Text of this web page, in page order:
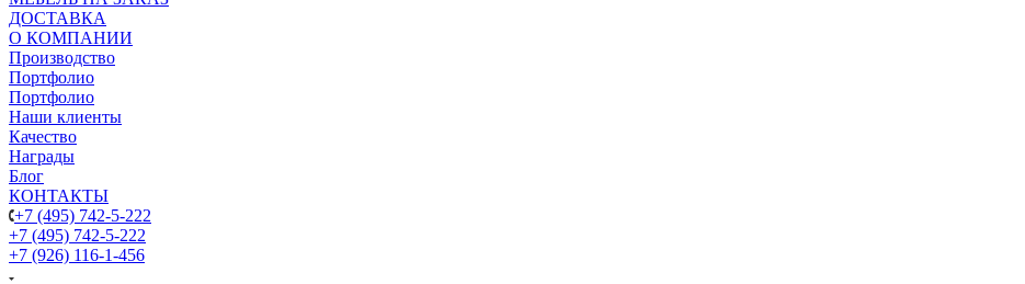
ДОСТАВКА
О КОМПАНИИ
Производство
Портфолио
Портфолио
Наши клиенты
Качество
Награды
Блог
КОНТАКТЫ
+7 (495) 742-5-222
+7 (495) 742-5-222
+7 (926) 116-1-456